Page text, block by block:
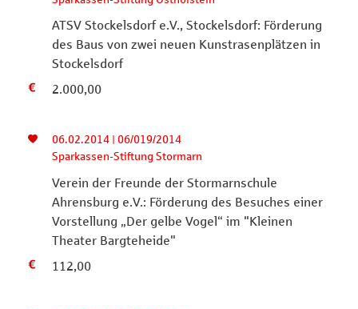
ATSV Stockelsdorf e.V., Stockelsdorf: Förderung
des Baus von zwei neuen Kunstrasenplätzen in
Stockelsdorf
2.000,00
06.02.2014 | 06/019/2014
Sparkassen-Stiftung Stormarn
Verein der Freunde der Stormarnschule
Ahrensburg e.V.: Förderung des Besuches einer
Vorstellung „Der gelbe Vogel“ im "Kleinen
Theater Bargteheide"
112,00